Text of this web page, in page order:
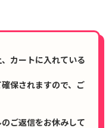
カートに入れている
保されますので、ご
ご返信をお休みして